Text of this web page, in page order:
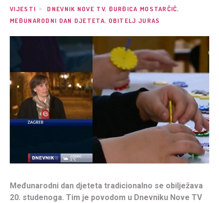
VIJESTI DNEVNIK NOVE TV, ĐURĐICA MOSTARČIĆ,
MEĐUNARODNI DAN DJETETA, OBITELJ JURAS
Međunarodni dan djeteta tradicionalno se obilježava
20. studenoga. Tim je povodom u Dnevniku Nove TV